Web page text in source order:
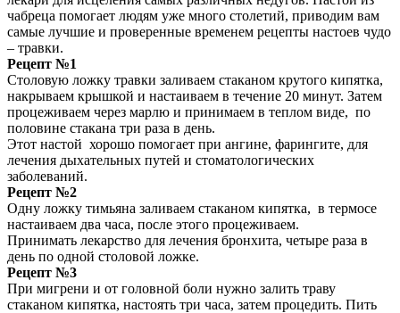
чабреца помогает людям уже много столетий, приводим вам
самые лучшие и проверенные временем рецепты настоев чудо
– травки.
Рецепт №1
Столовую ложку травки заливаем стаканом крутого кипятка,
накрываем крышкой и настаиваем в течение 20 минут. Затем
процеживаем через марлю и принимаем в теплом виде, по
половине стакана три раза в день.
Этот настой хорошо помогает при ангине, фарингите, для
лечения дыхательных путей и стоматологических
заболеваний.
Рецепт №2
Одну ложку тимьяна заливаем стаканом кипятка, в термосе
настаиваем два часа, после этого процеживаем.
Принимать лекарство для лечения бронхита, четыре раза в
день по одной столовой ложке.
Рецепт №3
При мигрени и от головной боли нужно залить траву
стаканом кипятка, настоять три часа, затем процедить. Пить